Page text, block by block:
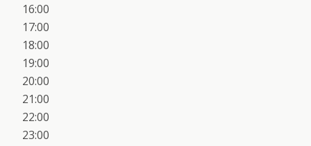
16:00
17:00
18:00
19:00
20:00
21:00
22:00
23:00